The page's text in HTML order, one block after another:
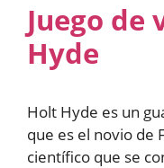
Juego de
Hyde
Holt Hyde es un
que es el novio de
científico que se